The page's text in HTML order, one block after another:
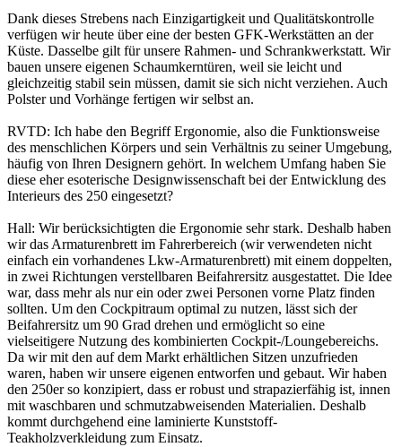
Dank dieses Strebens nach Einzigartigkeit und Qualitätskontrolle
verfügen wir heute über eine der besten GFK-Werkstätten an der
Küste. Dasselbe gilt für unsere Rahmen- und Schrankwerkstatt. Wir
bauen unsere eigenen Schaumkerntüren, weil sie leicht und
gleichzeitig stabil sein müssen, damit sie sich nicht verziehen. Auch
Polster und Vorhänge fertigen wir selbst an.
RVTD: Ich habe den Begriff Ergonomie, also die Funktionsweise
des menschlichen Körpers und sein Verhältnis zu seiner Umgebung,
häufig von Ihren Designern gehört. In welchem ​​Umfang haben Sie
diese eher esoterische Designwissenschaft bei der Entwicklung des
Interieurs des 250 eingesetzt?
Hall: Wir berücksichtigten die Ergonomie sehr stark. Deshalb haben
wir das Armaturenbrett im Fahrerbereich (wir verwendeten nicht
einfach ein vorhandenes Lkw-Armaturenbrett) mit einem doppelten,
in zwei Richtungen verstellbaren Beifahrersitz ausgestattet. Die Idee
war, dass mehr als nur ein oder zwei Personen vorne Platz finden
sollten. Um den Cockpitraum optimal zu nutzen, lässt sich der
Beifahrersitz um 90 Grad drehen und ermöglicht so eine
vielseitigere Nutzung des kombinierten Cockpit-/Loungebereichs.
Da wir mit den auf dem Markt erhältlichen Sitzen unzufrieden
waren, haben wir unsere eigenen entworfen und gebaut. Wir haben
den 250er so konzipiert, dass er robust und strapazierfähig ist, innen
mit waschbaren und schmutzabweisenden Materialien. Deshalb
kommt durchgehend eine laminierte Kunststoff-
Teakholzverkleidung zum Einsatz.